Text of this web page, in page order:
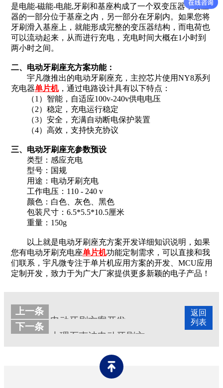
是电能-磁能-电能,牙刷和基座构成了一个双变压器，变压
器的一部分位于基座之内，另一部分在牙刷内。如果您将
牙刷滑入基座上，就能形成完整的变压器结构，而电荷也
可以流动起来，从而进行充电，充电时间大概在1小时到
两小时之间。
二、电动牙刷座充方案功能：
宇凡微推出的电动牙刷座充，主控芯片使用NY8系列
充电器单片机，通过电路设计具有以下特点：
（1）智能，自适应100v-240v供电电压
（2）稳定，充电运行稳定
（3）安全，充满自动断电保护装置
（4）高效，支持快充协议
三、电动牙刷座充参数预设
类型：感应充电
型号：国规
用途：电动牙刷充电
工作电压：110 - 240 v
颜色：白色、灰色、黑色
包装尺寸：6.5*5.5*10.5厘米
重量：150g
以上就是电动牙刷座充方案开发详细知识说明，如果
您有电动牙刷充电座单片机功能定制需求，可以直接和我
们联系，宇凡微专注于单片机应用方案的开发、MCU应用
定制开发，致力于为广大厂家提供更多新颖的电子产品！
返回
列表
上一条
电动牙刷方案开发
下一条